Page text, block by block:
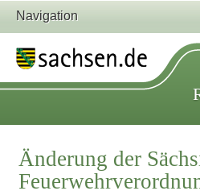
Navigation
Änderung der